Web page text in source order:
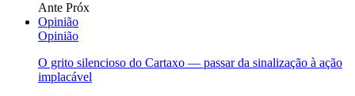
Ante Próx
Opinião
Opinião
O grito silencioso do Cartaxo — passar da sinalização à ação
implacável